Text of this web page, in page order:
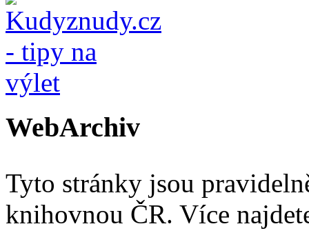
WebArchiv
Tyto stránky jsou
knihovnou ČR. Více